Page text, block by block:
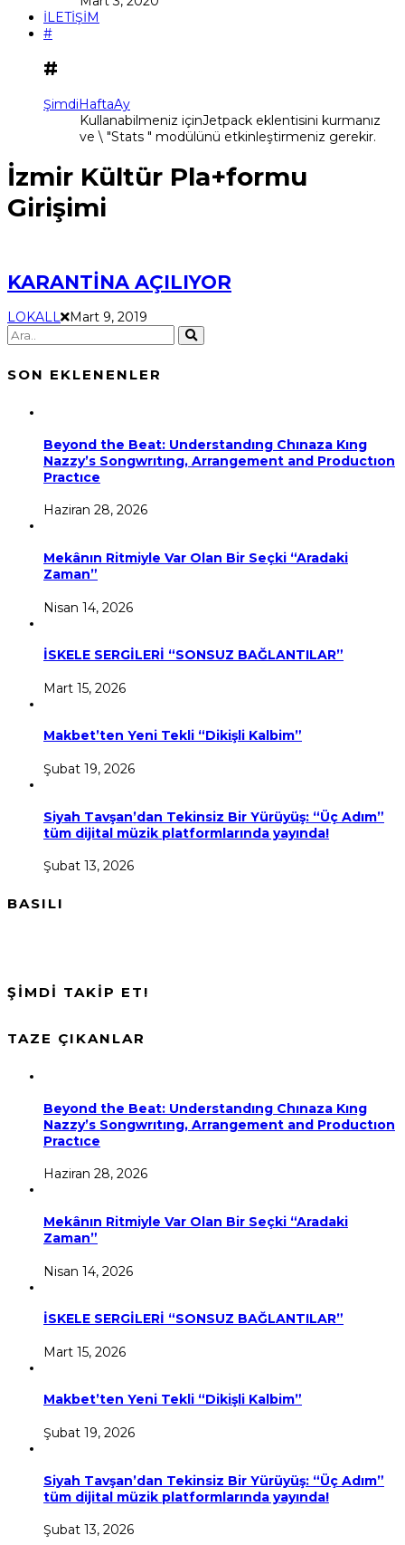
İLETİŞİM
#
#
ŞimdiHaftaAy
Kullanabilmeniz içinJetpack eklentisini kurmanız
ve \ "Stats " modülünü etkinleştirmeniz gerekir.
İzmir Kültür Pla+formu
Girişimi
KARANTİNA AÇILIYOR
LOKALL Mart 9, 2019
SON EKLENENLER
Beyond the Beat: Understandıng Chınaza Kıng
Nazzy’s Songwrıtıng, Arrangement and Productıon
Practıce
Haziran 28, 2026
Mekânın Ritmiyle Var Olan Bir Seçki “Aradaki
Zaman”
Nisan 14, 2026
İSKELE SERGİLERİ “SONSUZ BAĞLANTILAR”
Mart 15, 2026
Makbet’ten Yeni Tekli “Dikişli Kalbim”
Şubat 19, 2026
Siyah Tavşan’dan Tekinsiz Bir Yürüyüş: “Üç Adım”
tüm dijital müzik platformlarında yayında!
Şubat 13, 2026
BASILI
ŞİMDİ TAKİP ET!
TAZE ÇIKANLAR
Beyond the Beat: Understandıng Chınaza Kıng
Nazzy’s Songwrıtıng, Arrangement and Productıon
Practıce
Haziran 28, 2026
Mekânın Ritmiyle Var Olan Bir Seçki “Aradaki
Zaman”
Nisan 14, 2026
İSKELE SERGİLERİ “SONSUZ BAĞLANTILAR”
Mart 15, 2026
Makbet’ten Yeni Tekli “Dikişli Kalbim”
Şubat 19, 2026
Siyah Tavşan’dan Tekinsiz Bir Yürüyüş: “Üç Adım”
tüm dijital müzik platformlarında yayında!
Şubat 13, 2026